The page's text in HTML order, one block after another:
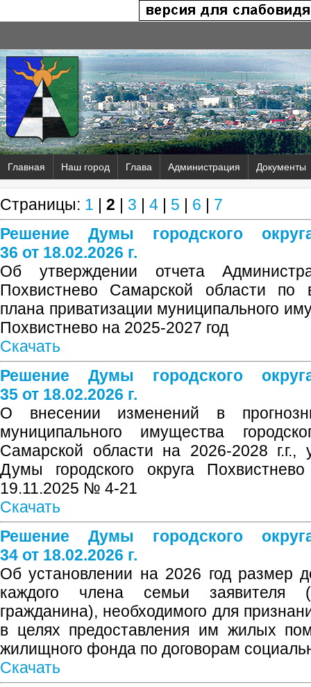
Главная Наш город Глава Администрация Документы
Страницы: 1 | 2 | 3 | 4 | 5 | 6 | 7
Решение Думы городского
36 от 18.02.2026 г.
Об утверждении отчета
Похвистнево Самарской области по
плана приватизации муниципального
Похвистнево на 2025-2027 год
Скачать
Решение Думы городского
35 от 18.02.2026 г.
О внесении изменений в
муниципального имущества
Самарской области на 2026-2028
Думы городского округа
19.11.2025 № 4-21
Скачать
Решение Думы городского
34 от 18.02.2026 г.
Об установлении на 2026 год размер
каждого члена семьи заявителя
гражданина), необходимого для
в целях предоставления им жилых
жилищного фонда по договорам
Скачать